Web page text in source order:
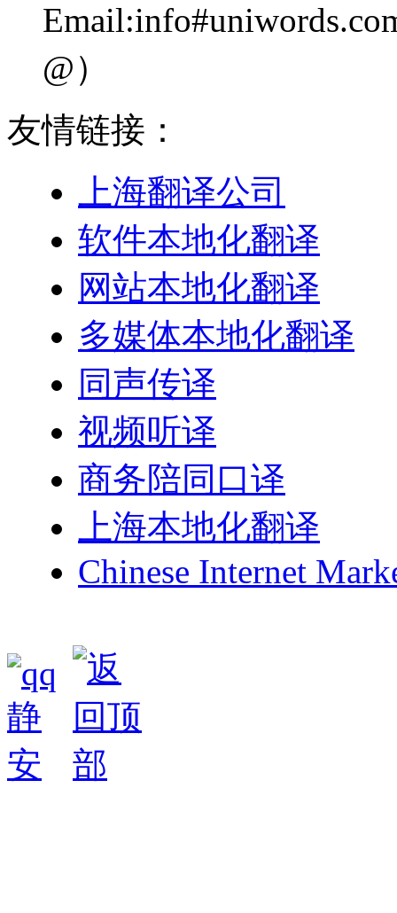
@）
友情链接：
上海翻译公司
软件本地化翻译
网站本地化翻译
多媒体本地化翻译
同声传译
视频听译
商务陪同口译
上海本地化翻译
Chinese Internet